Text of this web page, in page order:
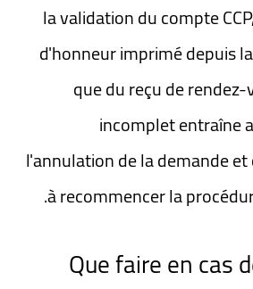
la validation du compte
d'honneur imprimé depuis
que du reçu de
incomplet entraîne
l'annulation de la demande
à recommencer la
Que faire en cas